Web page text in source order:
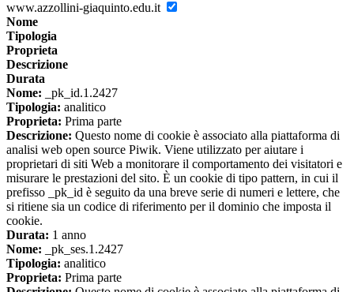
www.azzollini-giaquinto.edu.it
Nome
Tipologia
Proprieta
Descrizione
Durata
Nome: _pk_id.1.2427
Tipologia: analitico
Proprieta: Prima parte
Descrizione: Questo nome di cookie è associato alla piattaforma di
analisi web open source Piwik. Viene utilizzato per aiutare i
proprietari di siti Web a monitorare il comportamento dei visitatori e
misurare le prestazioni del sito. È un cookie di tipo pattern, in cui il
prefisso _pk_id è seguito da una breve serie di numeri e lettere, che
si ritiene sia un codice di riferimento per il dominio che imposta il
cookie.
Durata: 1 anno
Nome: _pk_ses.1.2427
Tipologia: analitico
Proprieta: Prima parte